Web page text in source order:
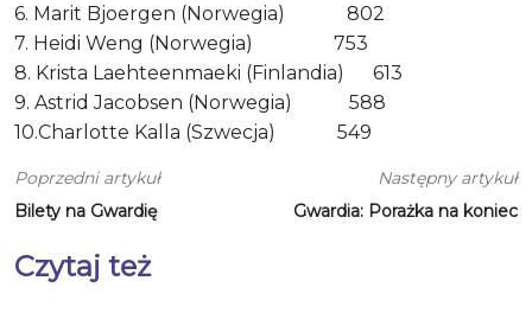
6. Marit Bjoergen (Norwegia) 802
7. Heidi Weng (Norwegia) 753
8. Krista Laehteenmaeki (Finlandia) 613
9. Astrid Jacobsen (Norwegia) 588
10.Charlotte Kalla (Szwecja) 549
Poprzedni artykuł
Bilety na Gwardię
Następny artykuł
Gwardia: Porażka na koniec
Czytaj też